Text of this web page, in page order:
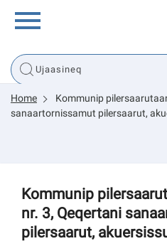
Innuttaasunut
Inuussutissarsiorneq
Tassaarsuaq
Home
Kommunip
sanaartornissamut pilersaarut,
Kommunip
nr. 3, Qeqertani
pilersaarut,